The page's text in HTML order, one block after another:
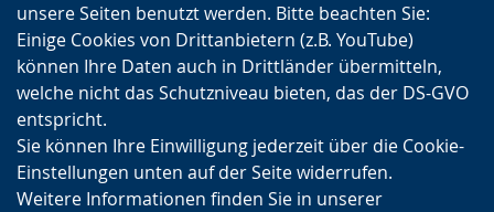
unsere Seiten benutzt werden. Bitte beachten Sie:
Einige Cookies von Drittanbietern (z.B. YouTube)
können Ihre Daten auch in Drittländer übermitteln,
welche nicht das Schutzniveau bieten, das der DS-GVO
entspricht.
Sie können Ihre Einwilligung jederzeit über die Cookie-
Einstellungen unten auf der Seite widerrufen.
Weitere Informationen finden Sie in unserer